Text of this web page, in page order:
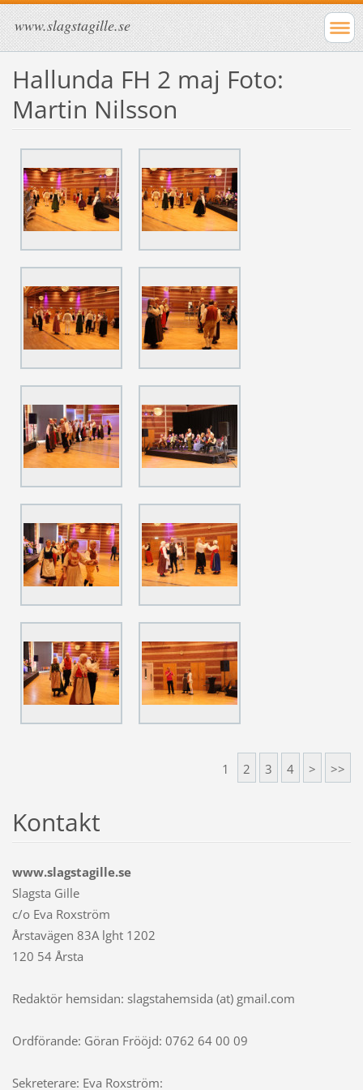
www.slagstagille.se
Hallunda FH 2 maj Foto:
Martin Nilsson
1 2 3 4 > >>
Kontakt
www.slagstagille.se
Slagsta Gille
c/o Eva Roxström
Årstavägen 83A lght 1202
120 54 Årsta
Redaktör hemsidan: slagstahemsida (at) gmail.com
Ordförande: Göran Frööjd: 0762 64 00 09
Sekreterare: Eva Roxström: